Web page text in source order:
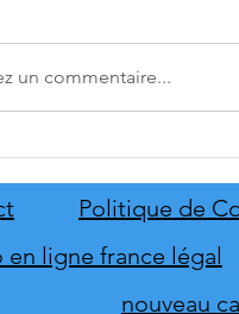
de THQ Nordic
un commentaire...
Politique de
en ligne france légal
nouveau